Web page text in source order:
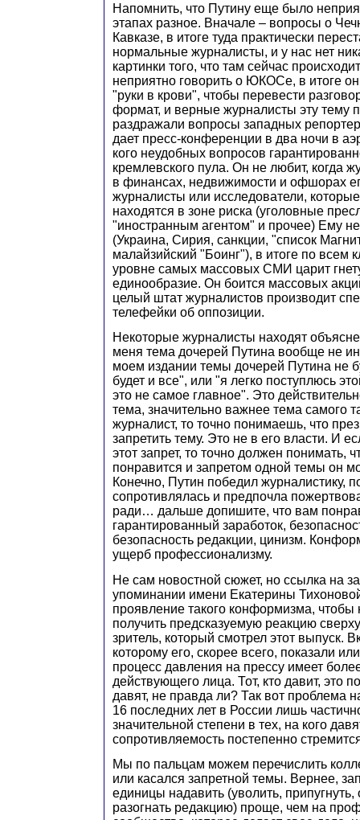
Напомнить, что Путину еще было
этапах разное. Вначале – вопросы о
Кавказе, в итоге туда практически
нормальные журналисты, и у нас нет
картинки того, что там сейчас
неприятно говорить о ЮКОСе, в итоге
"руки в крови", чтобы перевести
формат, и верные журналисты эту тему
раздражали вопросы западных
дает пресс-конференции в два ночи в
кого неудобных вопросов
кремлевского пула. Он не любит, когда
в финансах, недвижимости и офшорах
журналисты или исследователи,
находятся в зоне риска (уголовные
"иностранным агентом" и прочее) Ему не
(Украина, Сирия, санкции, "список
малайзийский "Боинг"), в итоге по всем
уровне самых массовых СМИ царит
единообразие. Он боится массовых
целый штат журналистов производит
телефейки об оппозиции.
Некоторые журналисты находят
меня тема дочерей Путина вообще не
моем издании темы дочерей Путина не
будет и все", или "я легко поступлюсь
это не самое главное". Это
тема, значительно важнее тема самого
журналист, то точно понимаешь, что
запретить тему. Это не в его власти. И
этот запрет, то точно должен понимать,
понравится и запретом одной темы он
Конечно, Путин победил журналистику,
сопротивлялась и предпочла
ради… дальше допишите, что вам
гарантированный заработок,
безопасность редакции, цинизм.
ущерб профессионализму.
Не сам новостной сюжет, но ссылка на
упоминании имени Екатерины
проявление такого конформизма, чтобы
получить предсказуемую реакцию
зритель, который смотрел этот выпуск.
которому его, скорее всего, показали
процесс давления на прессу имеет
действующего лица. Тот, кто давит, это
давят, не правда ли? Так вот проблема
16 последних лет в России лишь
значительной степени в тех, на кого
сопротивляемость постепенно
Мы по пальцам можем перечислить
или касался запретной темы. Вернее,
единицы надавить (уволить, припугнуть,
разогнать редакцию) проще, чем на